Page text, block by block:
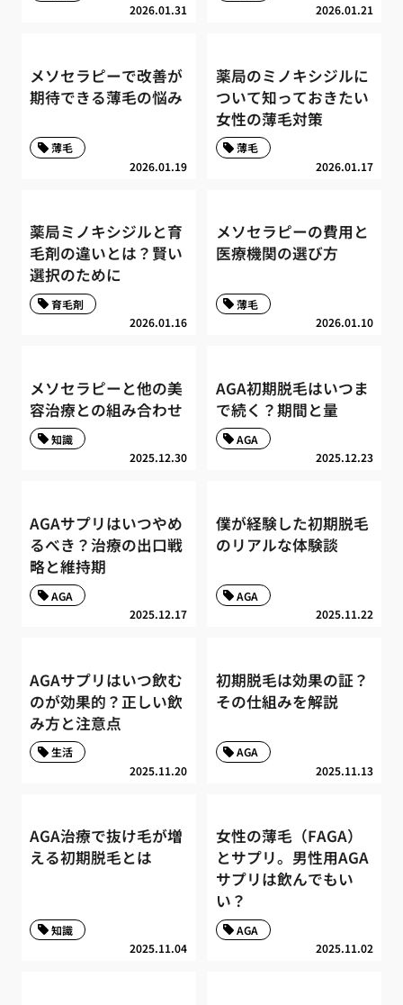
2026.01.31 2026.01.21
メソセラピーで改善が
期待できる薄毛の悩み
2026.01.19
薄毛
薬局のミノキシジルに
ついて知っておきたい
女性の薄毛対策
2026.01.17
薄毛
薬局ミノキシジルと育
毛剤の違いとは？賢い
選択のために
2026.01.16
育毛剤
メソセラピーの費用と
医療機関の選び方
2026.01.10
薄毛
メソセラピーと他の美
容治療との組み合わせ
2025.12.30
知識
AGA初期脱毛はいつま
で続く？期間と量
2025.12.23
AGA
AGAサプリはいつやめ
るべき？治療の出口戦
略と維持期
2025.12.17
AGA
僕が経験した初期脱毛
のリアルな体験談
2025.11.22
AGA
AGAサプリはいつ飲む
のが効果的？正しい飲
み方と注意点
2025.11.20
生活
初期脱毛は効果の証？
その仕組みを解説
2025.11.13
AGA
AGA治療で抜け毛が増
える初期脱毛とは
2025.11.04
知識
女性の薄毛（FAGA）
とサプリ。男性用AGA
サプリは飲んでもい
い？
2025.11.02
AGA